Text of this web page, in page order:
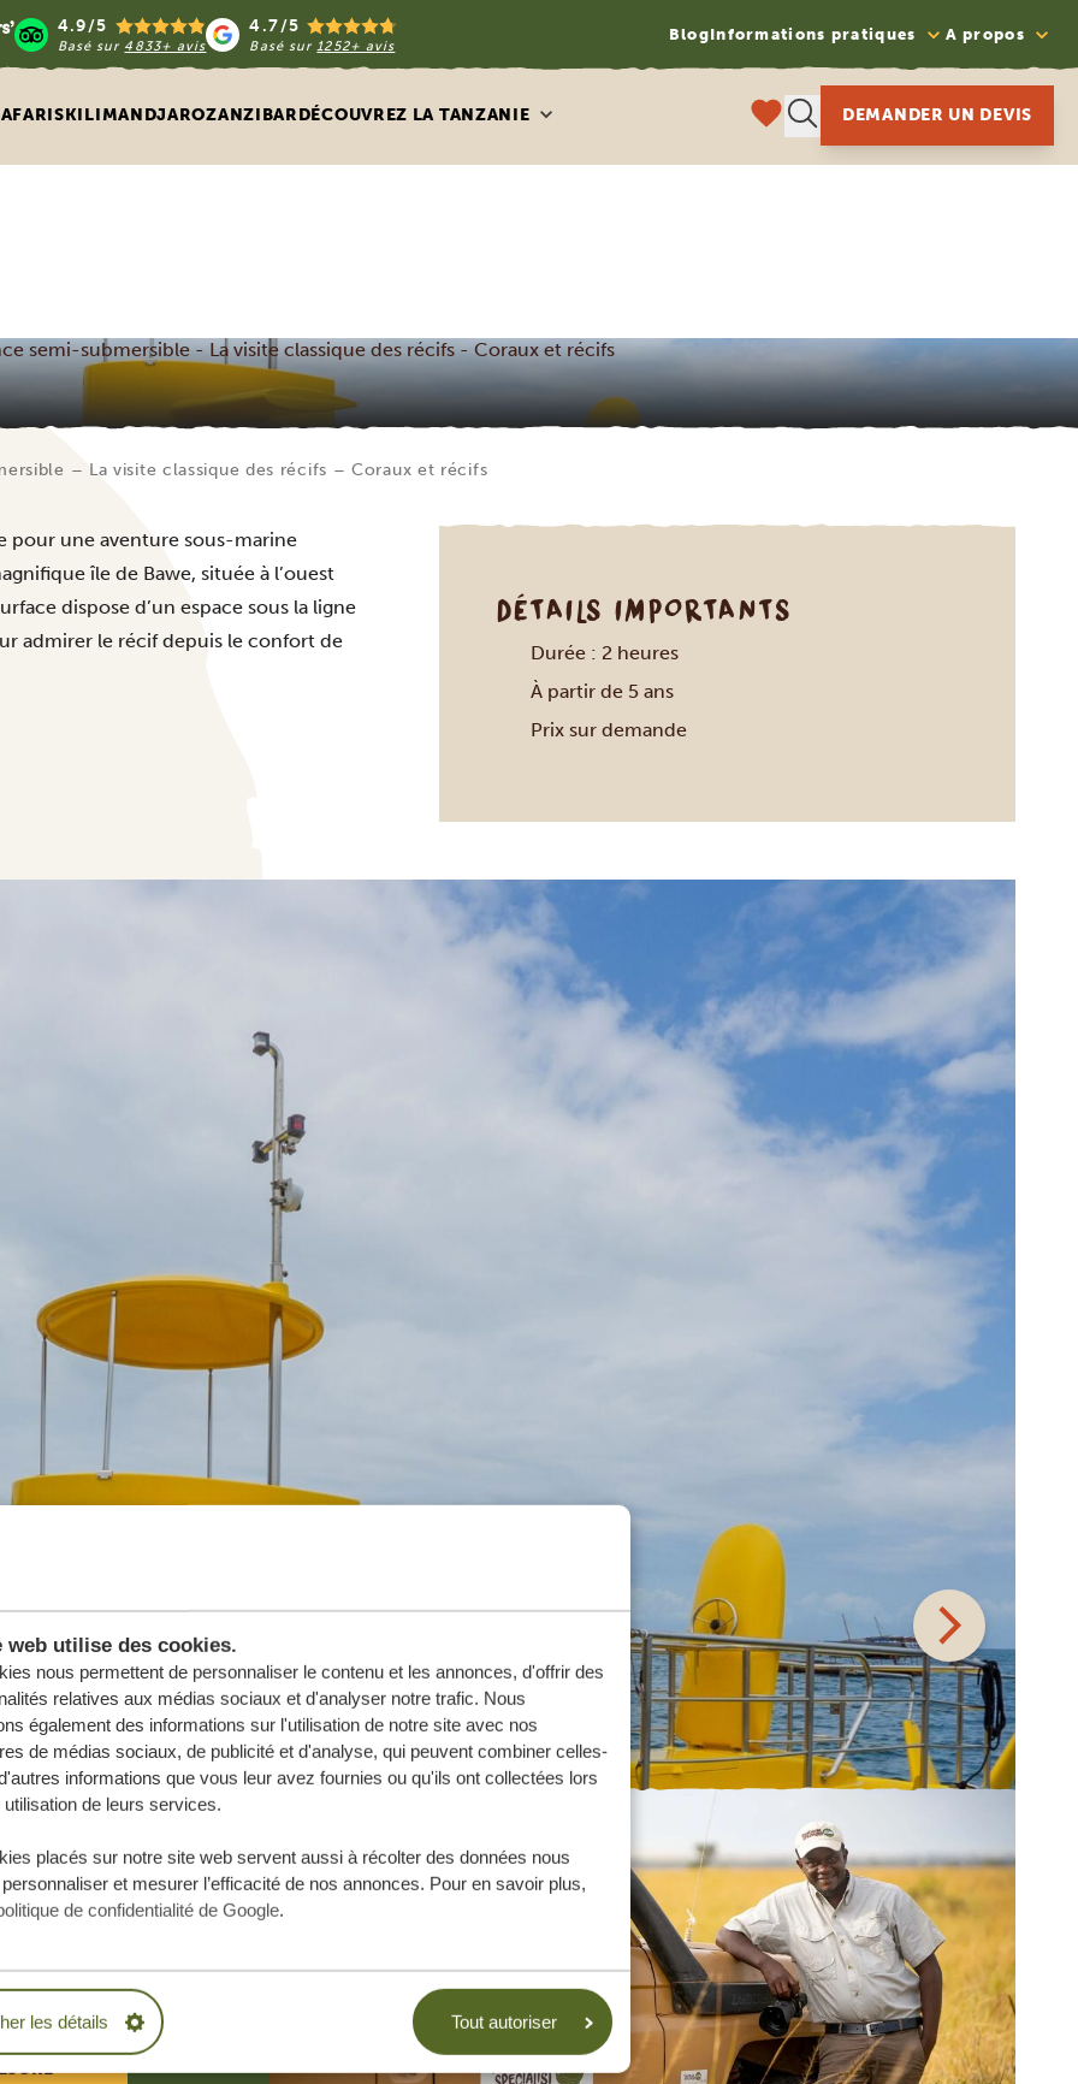
web utilise des cookies.
nous permettent de personnaliser le contenu et les annonces, d'offrir des
relatives aux médias sociaux et d'analyser notre trafic. Nous
également des informations sur l'utilisation de notre site avec nos
de médias sociaux, de publicité et d'analyse, qui peuvent combiner celles-
informations que vous leur avez fournies ou qu'ils ont collectées lors
utilisation de leurs services.
placés sur notre site web servent aussi à récolter des données nous
et mesurer l’efficacité de nos annonces. Pour en savoir plus,
de confidentialité de Google.
les détails Tout autoriser
4.9/5
Basé sur 4833+ avis
4.7/5
Basé sur1252+ avis
BlogInformations pratiques A propos
KILIMANDJAROZANZIBARDÉCOUVREZ LA TANZANIE DEMANDER UN DEVIS
semi-submersible - La visite classique des récifs - Coraux et récifs
– La visite classique des récifs – Coraux et récifs
pour une aventure sous-marine
île de Bawe, située à l’ouest
dispose d’un espace sous la ligne
admirer le récif depuis le confort de
DÉTAILS IMPORTANTS
Durée : 2 heures
À partir de 5 ans
Prix sur demande
vos rêves,